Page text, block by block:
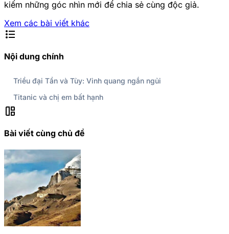
kiếm những góc nhìn mới để chia sẻ cùng độc giả.
Xem các bài viết khác
format_list_bulleted
Nội dung chính
Triều đại Tần và Tùy: Vinh quang ngắn ngủi
Titanic và chị em bất hạnh
auto_awesome_mosaic
Bài viết cùng chủ đề